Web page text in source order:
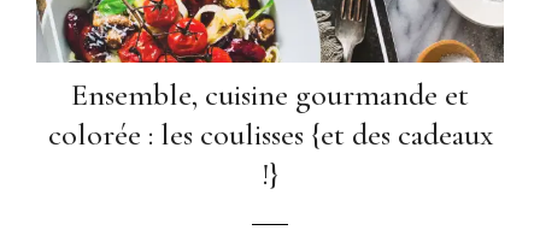
Ensemble, cuisine gourmande et
colorée : les coulisses {et des cadeaux
!}